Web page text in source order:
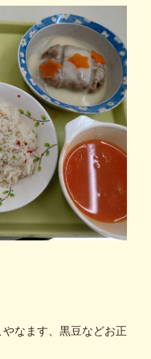
なます、黒豆などお正